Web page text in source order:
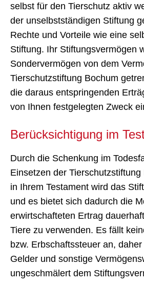
vergrößert. Diese Form der
zeichnet sich durch eine
aus, da das zugestiftete Kapital
bleibt und die damit
Durchführung unserer Projekte
Gründung einer
Stiftung
Unter dem Dach der
können sie eine eigene Stiftung
selbst für den Tierschutz aktiv
der unselbstständigen Stiftung
Rechte und Vorteile wie eine
Stiftung. Ihr Stiftungsvermögen
Sondervermögen von dem
Tierschutzstiftung Bochum
die daraus entspringenden
von Ihnen festgelegten Zweck